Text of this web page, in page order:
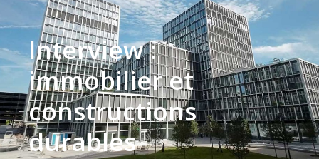
Interview :
immobilier et
constructions
durables